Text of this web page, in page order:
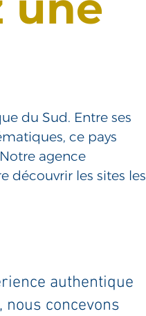
du Sud. Entre ses
ce pays
agence
découvrir les sites les
authentique
concevons